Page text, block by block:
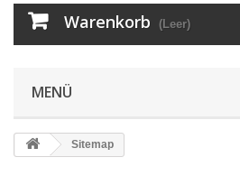
Warenkorb (Leer)
MENÜ
Sitemap